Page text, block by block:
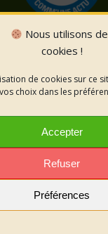
Nous utilisons
cookies !
de cookies sur ce
vos choix dans les
Accepter
Refuser
Préférences
et-Maruéjols.
Mentions légales
Politique des